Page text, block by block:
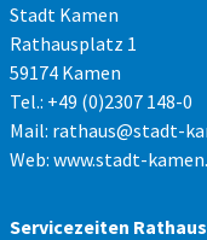
Stadt Kamen
Rathausplatz 1
59174 Kamen
Tel.: +49 (0)2307 148-0
Mail: rathaus@stadt-
Web: www.stadt-
Servicezeiten Rathaus